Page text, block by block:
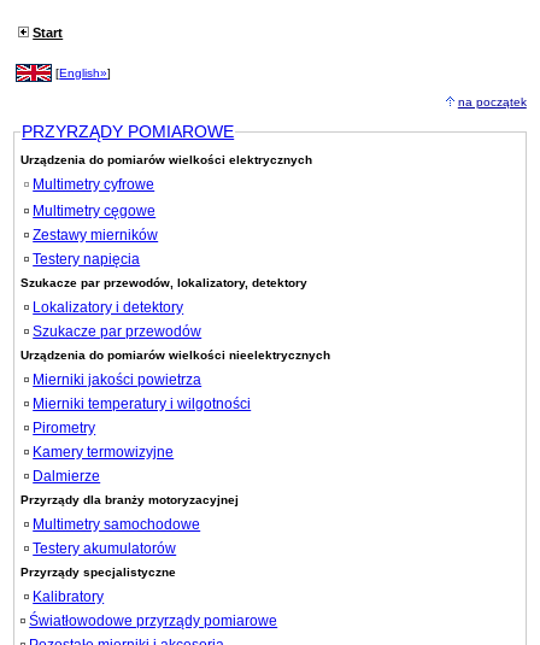
Start
[English»]
na początek
PRZYRZĄDY POMIAROWE
Urządzenia do pomiarów wielkości elektrycznych
Multimetry cyfrowe
Multimetry cęgowe
Zestawy mierników
Testery napięcia
Szukacze par przewodów, lokalizatory, detektory
Lokalizatory i detektory
Szukacze par przewodów
Urządzenia do pomiarów wielkości nieelektrycznych
Mierniki jakości powietrza
Mierniki temperatury i wilgotności
Pirometry
Kamery termowizyjne
Dalmierze
Przyrządy dla branży motoryzacyjnej
Multimetry samochodowe
Testery akumulatorów
Przyrządy specjalistyczne
Kalibratory
Światłowodowe przyrządy pomiarowe